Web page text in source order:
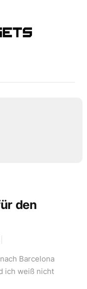
den
Barcelona
ich weiß nicht